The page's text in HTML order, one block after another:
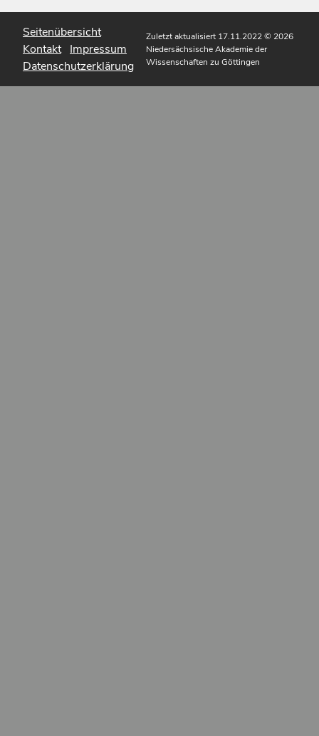
Seitenübersicht
Kontakt Impressum
Datenschutzerklärung
Zuletzt aktualisiert 17.11.2022© 2026
Niedersächsische Akademie der
Wissenschaften zu Göttingen